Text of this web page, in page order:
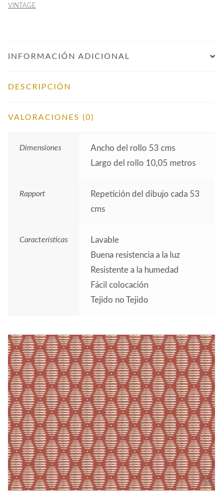
VINTAGE
INFORMACIÓN ADICIONAL
DESCRIPCIÓN
VALORACIONES (0)
Dimensiones
Ancho del rollo 53 cms
Largo del rollo 10,05 metros
Rapport
Repetición del dibujo cada 53
cms
Características
Lavable
Buena resistencia a la luz
Resistente a la humedad
Fácil colocación
Tejido no Tejido